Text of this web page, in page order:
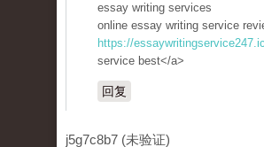
essay writing services
online essay writing service
https://
service best</a>
回复
j5g7c8b7 (未验证)